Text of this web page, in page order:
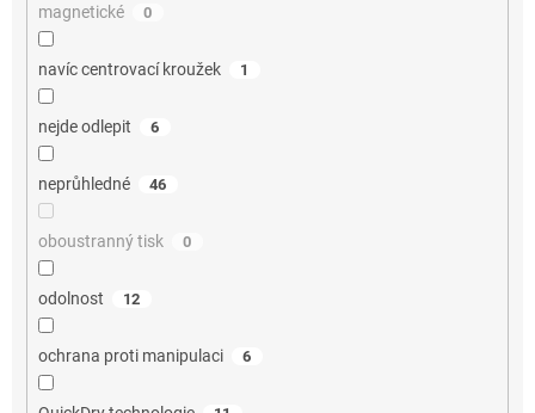
magnetické 0
navíc centrovací kroužek 1
nejde odlepit 6
neprůhledné 46
oboustranný tisk 0
odolnost 12
ochrana proti manipulaci 6